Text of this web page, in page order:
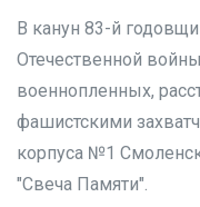
В канун 83-й
Отечественной
военнопленных,
фашистскими
корпуса №1
"Свеча Памяти".